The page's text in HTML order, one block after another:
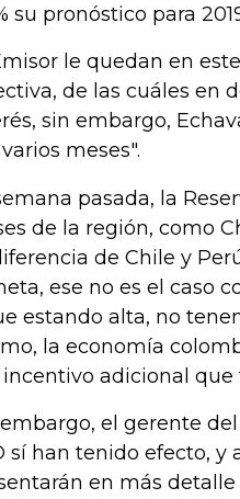
su pronóstico para
le quedan en
de las cuáles en
sin embargo,
meses".
pasada, la
de la región, como
de Chile y
ese no es el caso
estando alta, no
la economía
incentivo adicional que
el gerente
sí han tenido efecto,
en más